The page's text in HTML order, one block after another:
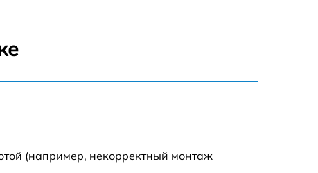
(например, некорректный монтаж